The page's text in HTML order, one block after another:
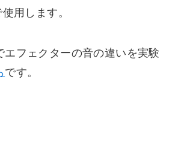
用します。
エフェクターの音の違いを実験
です。